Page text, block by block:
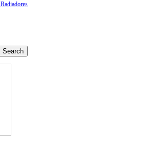
Radiadores